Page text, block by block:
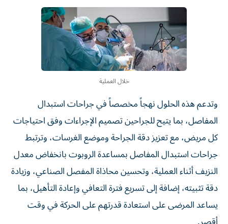
خلال العملية
وتدعم هذه الحلول نهجاً مخصصاً في جراحات استبدال
المفاصل، بما يتيح للجراحين تصميم الإجراءات وفق احتياجات
كل مريض، مع تعزيز دقة الجراحة وموضع الغرسات، وترتبط
جراحات استبدال المفاصل بمساعدة الروبوت بانخفاض معدل
النزيف أثناء العملية، وتحسين محاذاة المفصل الصناعي، وزيادة
دقة تثبيته، إضافة إلى تسريع فترة التعافي وإعادة التأهيل، بما
يساعد المرضى على استعادة قدرتهم على الحركة في وقت